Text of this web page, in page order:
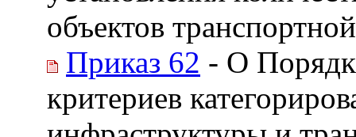
объектов
Приказ 62 - О
критериев